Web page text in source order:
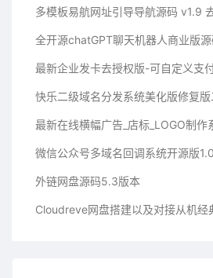
微信公众号多域名回调系统开源版
外链网盘源码5.3版本